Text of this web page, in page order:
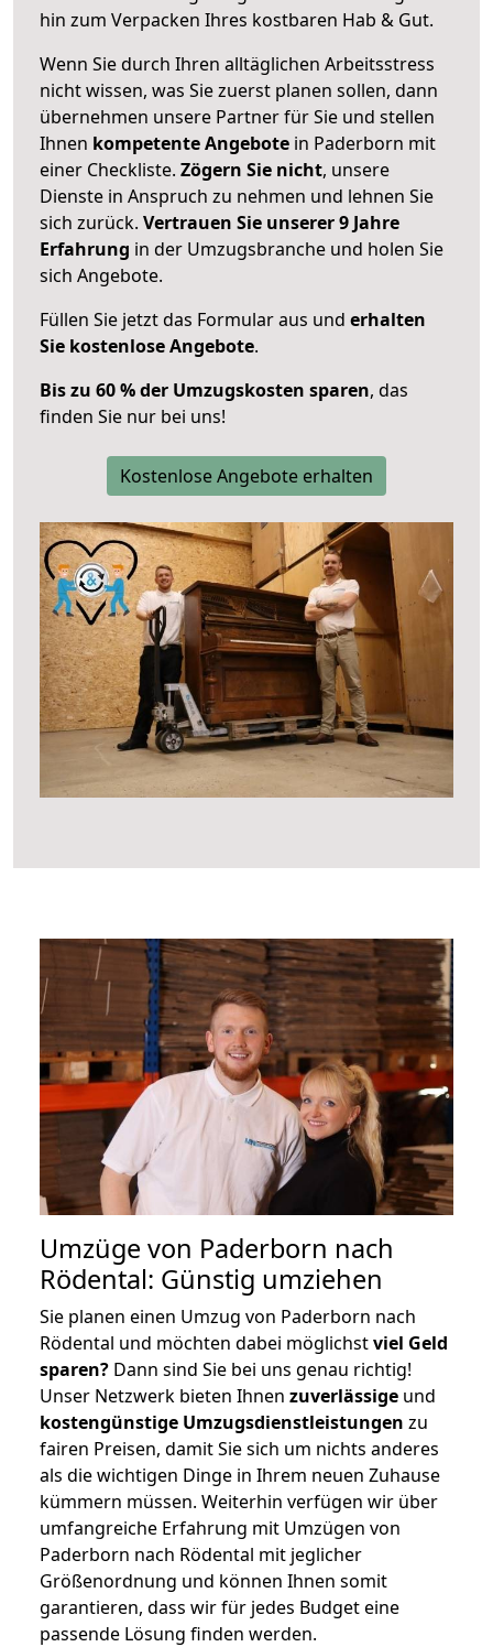
hin zum Verpacken Ihres kostbaren Hab & Gut.
Wenn Sie durch Ihren alltäglichen Arbeitsstress
nicht wissen, was Sie zuerst planen sollen, dann
übernehmen unsere Partner für Sie und stellen
Ihnen kompetente Angebote in Paderborn mit
einer Checkliste. Zögern Sie nicht, unsere
Dienste in Anspruch zu nehmen und lehnen Sie
sich zurück. Vertrauen Sie unserer 9 Jahre
Erfahrung in der Umzugsbranche und holen Sie
sich Angebote.
Füllen Sie jetzt das Formular aus und erhalten
Sie kostenlose Angebote.
Bis zu 60 % der Umzugskosten sparen, das
finden Sie nur bei uns!
Kostenlose Angebote erhalten
Umzüge von Paderborn nach
Rödental: Günstig umziehen
Sie planen einen Umzug von Paderborn nach
Rödental und möchten dabei möglichstviel Geld
sparen? Dann sind Sie bei uns genau richtig!
Unser Netzwerk bieten Ihnen zuverlässige und
kostengünstige Umzugsdienstleistungen zu
fairen Preisen, damit Sie sich um nichts anderes
als die wichtigen Dinge in Ihrem neuen Zuhause
kümmern müssen. Weiterhin verfügen wir über
umfangreiche Erfahrung mit Umzügen von
Paderborn nach Rödental mit jeglicher
Größenordnung und können Ihnen somit
garantieren, dass wir für jedes Budget eine
passende Lösung finden werden.